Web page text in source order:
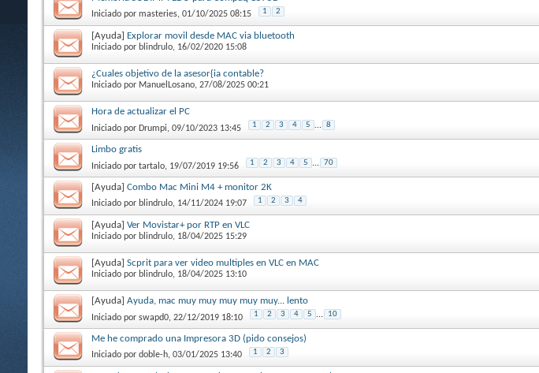
Iniciado por masteries, 01/10/2025 08:15 1 2
[Ayuda] Explorar movil desde MAC via bluetooth
Iniciado por blindrulo, 16/02/2020 15:08
¿Cuales objetivo de la asesor{ia contable?
Iniciado por ManuelLosano, 27/08/2025 00:21
Hora de actualizar el PC
Iniciado por Drumpi, 09/10/2023 13:45 1 2 3 4 5 ... 8
Limbo gratis
Iniciado por tartalo, 19/07/2019 19:56 1 2 3 4 5 ... 70
[Ayuda] Combo Mac Mini M4 + monitor 2K
Iniciado por blindrulo, 14/11/2024 19:07 1 2 3 4
[Ayuda] Ver Movistar+ por RTP en VLC
Iniciado por blindrulo, 18/04/2025 15:29
[Ayuda] Scprit para ver video multiples en VLC en MAC
Iniciado por blindrulo, 18/04/2025 13:10
[Ayuda] Ayuda, mac muy muy muy muy muy... lento
Iniciado por swapd0, 22/12/2019 18:10 1 2 3 4 5 ... 10
Me he comprado una Impresora 3D (pido consejos)
Iniciado por doble-h, 03/01/2025 13:40 1 2 3